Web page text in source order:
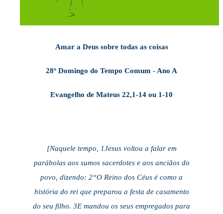
Amar a Deus sobre todas as coisas
28º Domingo do Tempo Comum - Ano A
Evangelho de Mateus 22,1-14 ou 1-10
[Naquele tempo, 1Jesus voltou a falar em
parábolas aos sumos sacerdotes e aos anciãos do
povo, dizendo: 2“O Reino dos Céus é como a
história do rei que preparou a festa de casamento
do seu filho. 3E mandou os seus empregados para